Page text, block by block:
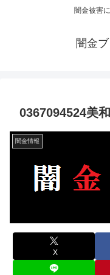
闇金被害
闇金
0367094524美
闇金情報
X